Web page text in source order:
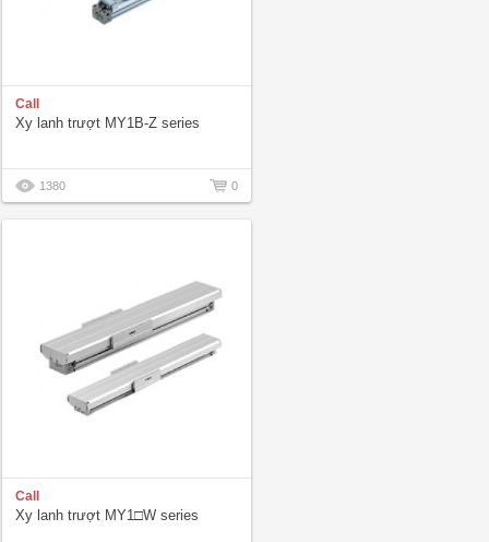
Call
Xy lanh trượt MY1B-Z series
1380 0
Call
Xy lanh trượt MY1□W series